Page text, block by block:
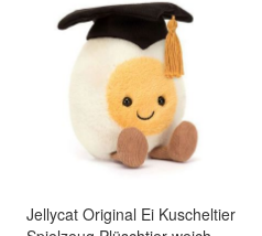
Jellycat Original Ei Kuscheltier